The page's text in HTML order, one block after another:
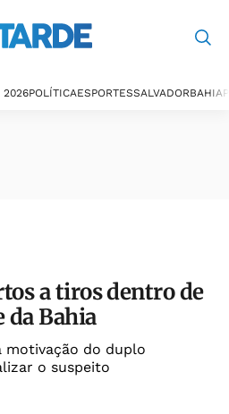
2026POLÍTICAESPORTESSALVADORBAHIA
a tiros dentro de
da Bahia
motivação do duplo
o suspeito